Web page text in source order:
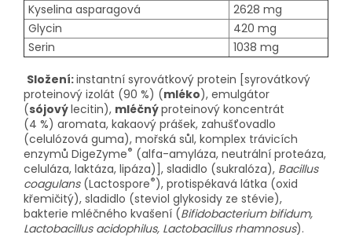
Kyselina asparagová
2628 mg
Glycin
420 mg
Serin
1038 mg
Složení:instantní syrovátkový protein [syrovátkový
proteinový izolát (90 %) (mléko), emulgátor
(sójovýlecitin), mléčnýproteinový koncentrát
(4 %) aromata, kakaový prášek, zahušťovadlo
(celulózová guma), mořská sůl, komplex trávicích
enzymů DigeZyme® (alfa-amyláza, neutrální proteáza,
celuláza, laktáza, lipáza)], sladidlo (sukralóza), Bacillus
coagulans (Lactospore®), protispékavá látka (oxid
křemičitý), sladidlo (steviol glykosidy ze stévie),
bakterie mléčného kvašení (Bifidobacterium bifidum,
Lactobacillus acidophilus, Lactobacillus rhamnosus).